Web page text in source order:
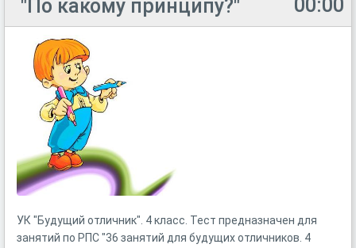
00:00
"По какому принципу?"
УК "Будущий отличник". 4 класс. Тест предназначен для
занятий по РПС "36 занятий для будущих отличников. 4